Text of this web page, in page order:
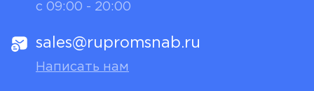
с 09:00 - 20:00
sales@rupromsnab.ru
Написать нам